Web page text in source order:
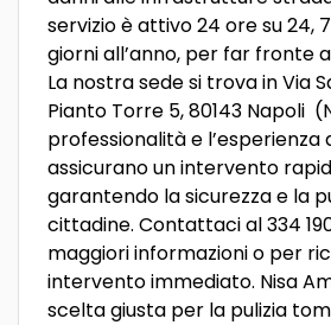
servizio è attivo 24 ore su 24,
giorni all’anno, per far fronte
La nostra sede si trova in Via
Pianto Torre 5, 80143 Napoli
professionalità e l’esperienza
assicurano un intervento
garantendo la sicurezza e la
cittadine. Contattaci al 334
maggiori informazioni o per
intervento immediato. Nisa
scelta giusta per la pulizia